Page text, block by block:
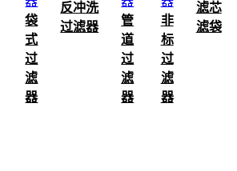
袋
式
过
滤
器
反冲洗
过滤器
管
道
过
滤
器
非
标
过
滤
器
滤芯
滤袋